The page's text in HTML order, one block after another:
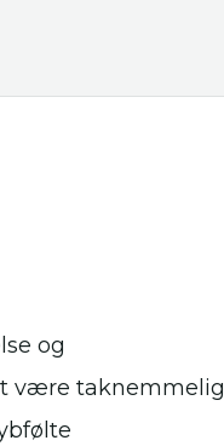
og
være taknemmelig